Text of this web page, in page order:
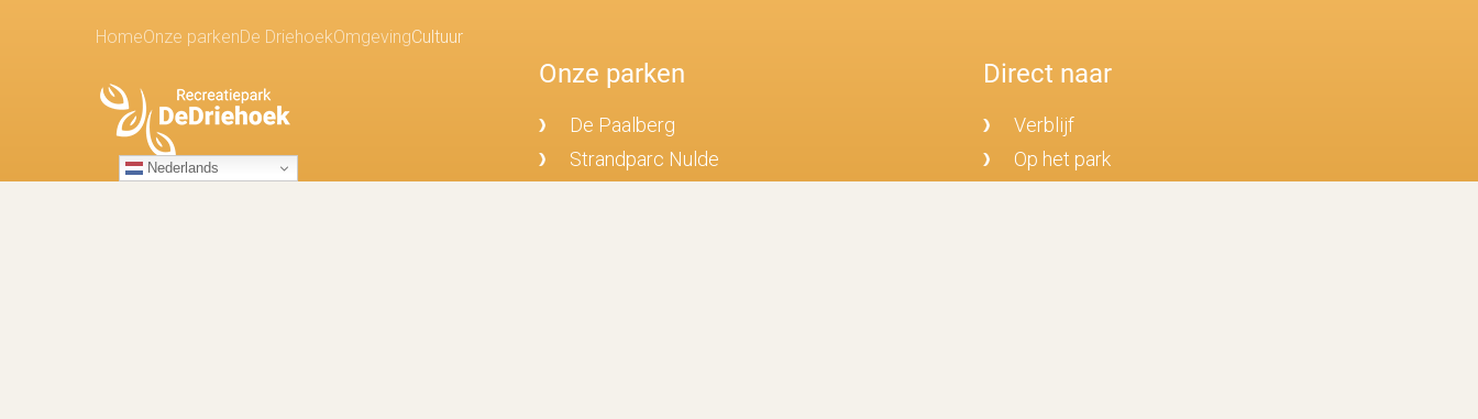
HomeOnze parkenDe DriehoekOmgevingCultuur
Nederlands
Onze parken
De Paalberg
Strandparc Nulde
Direct naar
Verblijf
Op het park